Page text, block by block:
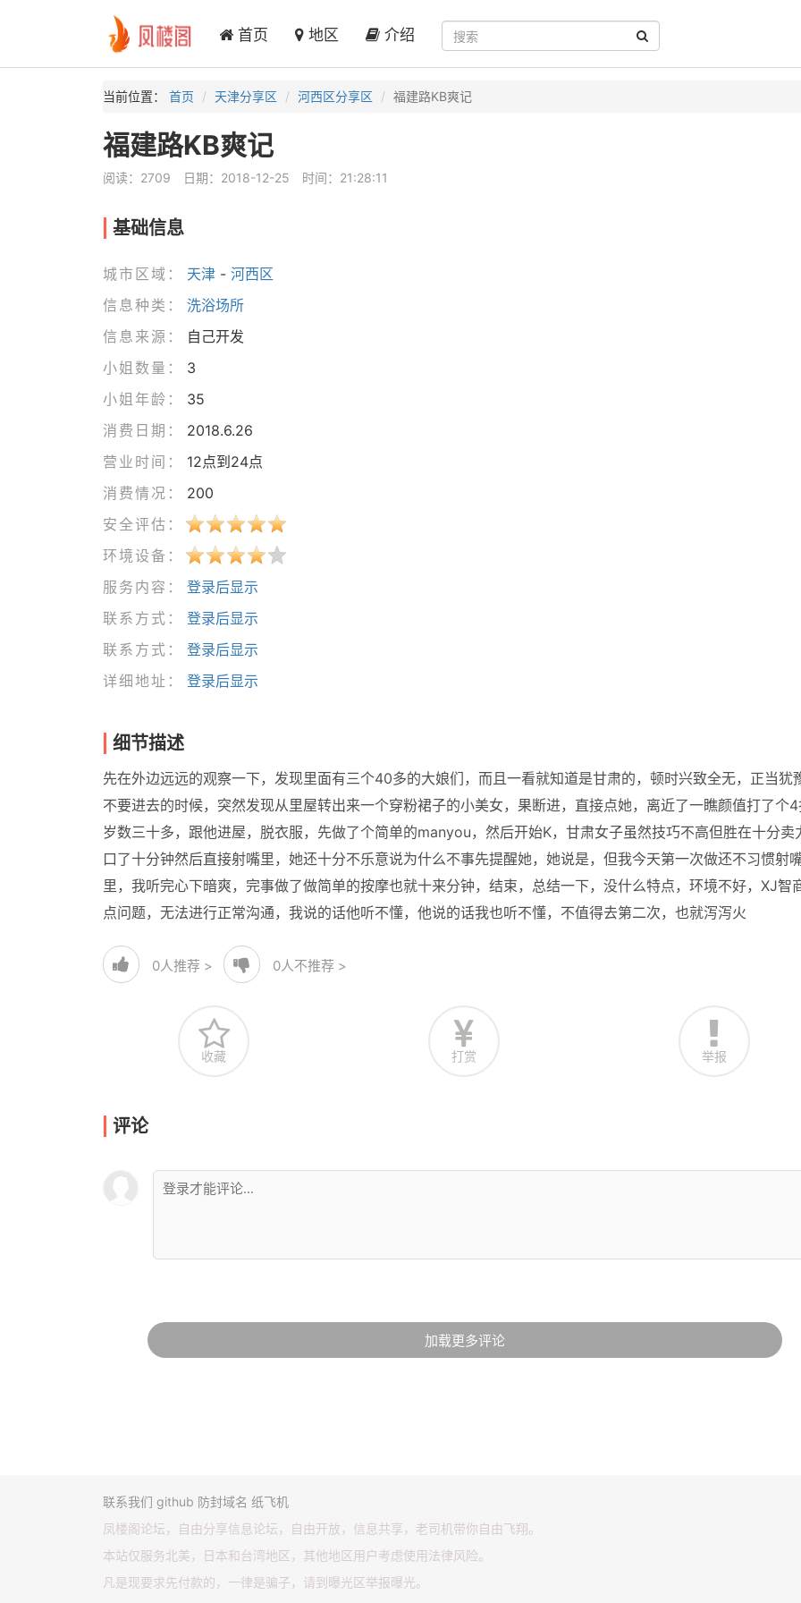
首页 地区 介绍
当前位置： 首页 天津分享区 河西区分享区 福建路KB爽记
福建路KB爽记
阅读：2709 日期：2018-12-25 时间：21:28:11
基础信息
城市区域： 天津- 河西区
信息种类：
洗浴场所
信息来源：
自己开发
小姐数量：
3
小姐年龄：
35
消费日期：
2018.6.26
营业时间：
12点到24点
消费情况：
200
安全评估：
环境设备：
服务内容：
登录后显示
联系方式：
登录后显示
联系方式：
登录后显示
详细地址：
登录后显示
细节描述
先在外边远远的观察一下，发现里面有三个40多的大娘们，而且一看就知道是甘肃的，顿时兴致全无，正当犹
不要进去的时候，突然发现从里屋转出来一个穿粉裙子的小美女，果断进，直接点她，离近了一瞧颜值打了个4
岁数三十多，跟他进屋，脱衣服，先做了个简单的manyou，然后开始K，甘肃女子虽然技巧不高但胜在十分卖
口了十分钟然后直接射嘴里，她还十分不乐意说为什么不事先提醒她，她说是，但我今天第一次做还不习惯射
里，我听完心下暗爽，完事做了做简单的按摩也就十来分钟，结束，总结一下，没什么特点，环境不好，XJ智
点问题，无法进行正常沟通，我说的话他听不懂，他说的话我也听不懂，不值得去第二次，也就泻泻火
0人推荐 > 0人不推荐 >
收藏 打赏 举报
评论
加载更多评论
联系我们 github 防封域名 纸飞机
凤楼阁论坛，自由分享信息论坛，自由开放，信息共享，老司机带你自由飞翔。
本站仅服务北美，日本和台湾地区，其他地区用户考虑使用法律风险。
凡是现要求先付款的，一律是骗子，请到曝光区举报曝光。